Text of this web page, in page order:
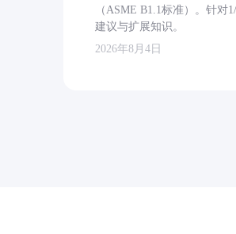
（ASME B1.1标准）。针
建议与扩展知识。
2026年8月4日